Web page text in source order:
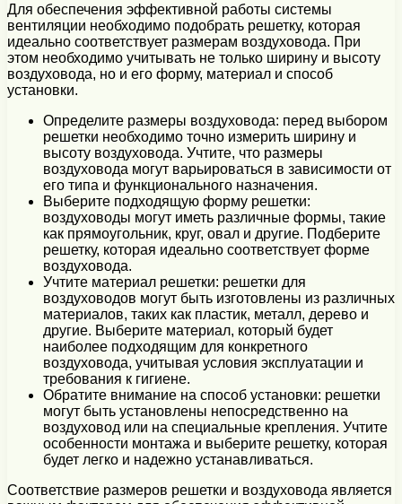
Для обеспечения эффективной работы системы
вентиляции необходимо подобрать решетку, которая
идеально соответствует размерам воздуховода. При
этом необходимо учитывать не только ширину и высоту
воздуховода, но и его форму, материал и способ
установки.
Определите размеры воздуховода: перед выбором
решетки необходимо точно измерить ширину и
высоту воздуховода. Учтите, что размеры
воздуховода могут варьироваться в зависимости от
его типа и функционального назначения.
Выберите подходящую форму решетки:
воздуховоды могут иметь различные формы, такие
как прямоугольник, круг, овал и другие. Подберите
решетку, которая идеально соответствует форме
воздуховода.
Учтите материал решетки: решетки для
воздуховодов могут быть изготовлены из различных
материалов, таких как пластик, металл, дерево и
другие. Выберите материал, который будет
наиболее подходящим для конкретного
воздуховода, учитывая условия эксплуатации и
требования к гигиене.
Обратите внимание на способ установки: решетки
могут быть установлены непосредственно на
воздуховод или на специальные крепления. Учтите
особенности монтажа и выберите решетку, которая
будет легко и надежно устанавливаться.
Соответствие размеров решетки и воздуховода является